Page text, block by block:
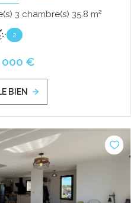
Appartement 4 pièce(s) 3 chambre(s) 35.8 m²
2
000 €
BIEN